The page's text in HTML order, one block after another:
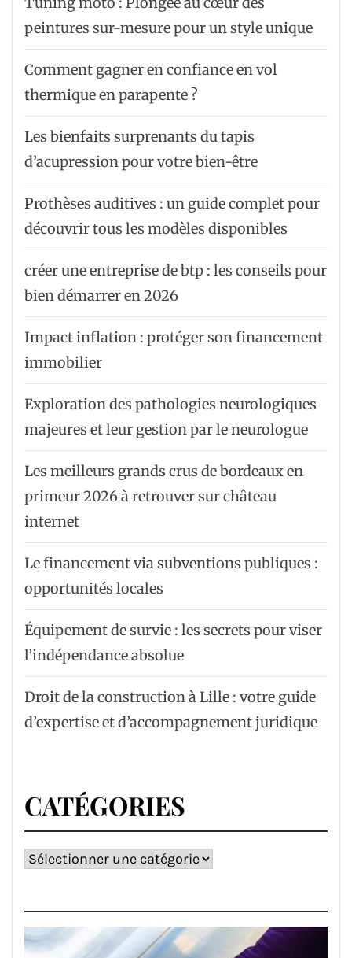
peintures sur-mesure pour un style unique
Comment gagner en confiance en vol
thermique en parapente ?
Les bienfaits surprenants du tapis
d’acupression pour votre bien-être
Prothèses auditives : un guide complet pour
découvrir tous les modèles disponibles
créer une entreprise de btp : les conseils pour
bien démarrer en 2026
Impact inflation : protéger son financement
immobilier
Exploration des pathologies neurologiques
majeures et leur gestion par le neurologue
Les meilleurs grands crus de bordeaux en
primeur 2026 à retrouver sur château
internet
Le financement via subventions publiques :
opportunités locales
Équipement de survie : les secrets pour viser
l’indépendance absolue
Droit de la construction à Lille : votre guide
d’expertise et d’accompagnement juridique
CATÉGORIES
Catégories